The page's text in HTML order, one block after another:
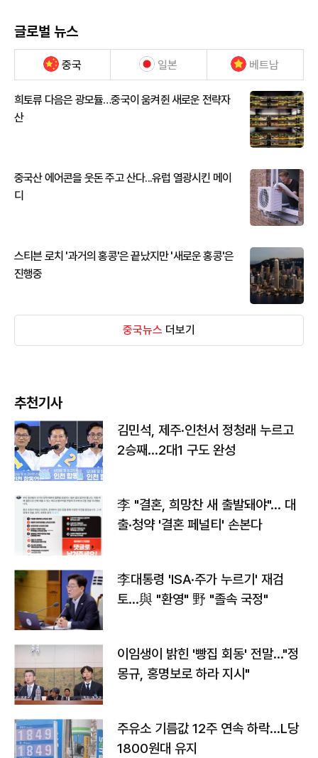
글로벌 뉴스
중국 일본 베트남
희토류 다음은 광모듈…중국이 움켜쥔 새로운 전략자
산
중국산 에어콘을 웃돈 주고 산다...유럽 열광시킨 메이
디
스티븐 로치 '과거의 홍콩'은 끝났지만 '새로운 홍콩'은
진행중
중국뉴스 더보기
추천기사
김민석, 제주·인천서 정청래 누르고
2승째…2대1 구도 완성
李 "결혼, 희망찬 새 출발돼야"… 대
출·청약 '결혼 페널티' 손본다
李대통령 'ISA·주가 누르기' 재검
토…與 "환영" 野 "졸속 국정"
이임생이 밝힌 '빵집 회동' 전말…"정
몽규, 홍명보로 하라 지시"
주유소 기름값 12주 연속 하락…L당
1800원대 유지